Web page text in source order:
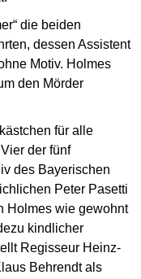
die beiden
dessen Assistent
Motiv. Holmes
den Mörder
für alle
der fünf
des Bayerischen
Peter Pasetti
Holmes wie gewohnt
kindlicher
Regisseur Heinz-
Behrendt als